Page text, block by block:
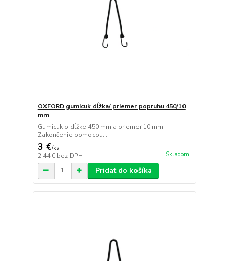
OXFORD gumicuk dĺžka/ priemer popruhu 450/10
mm
Gumicuk o dĺžke 450 mm a priemer 10 mm.
Zakončenie pomocou...
3 €/ks
2,44 € bez DPH Skladom
Pridať do košíka